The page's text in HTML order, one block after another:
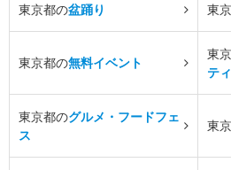
東京都の盆踊り 東
東京都の無料イベント
東
テ
東京都のグルメ・フードフェ
ス
東